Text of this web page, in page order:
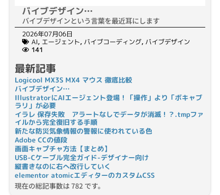
バイブデザイン…
バイブデザインという言葉を最近耳にします
2026年07月06日
AI, エージェント, バイブコーディング, バイブデザイン
141
最新記事
Logicool MX3S MX4 マウス 徹底比較
バイブデザイン…
IllustratorにAIエージェント登場！「操作」より「ボキャブ
ラリ」が必要
イラレ 保存失敗 アラートなしでデータが消滅！？.tmpファ
イルから完全復旧する手順
新たな防災気象情報の警報に使われている色
Adobe CCの値段
画面キャプチャ方法【まとめ】
USB-Cケーブル完全ガイド-デザイナー向け
縦書きなのに右へ改行していく
elementor atomicエディターのカスタムCSS
現在の総記事数は 782 です。